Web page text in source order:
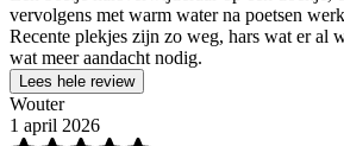
vervolgens met warm water na poetsen
Recente plekjes zijn zo weg, hars wat er al
wat meer aandacht nodig.
Lees hele review
Wouter
1 april 2026